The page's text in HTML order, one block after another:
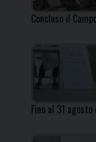
Concluso il
Fino al 31